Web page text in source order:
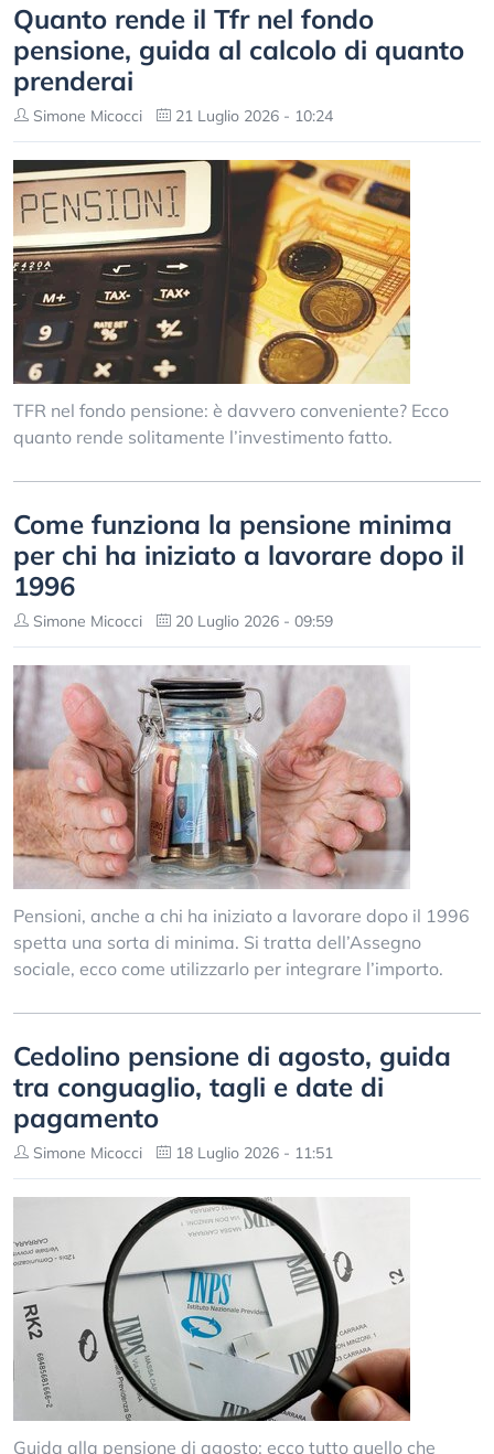
Quanto rende il Tfr nel fondo
pensione, guida al calcolo di quanto
prenderai
Simone Micocci 21 Luglio 2026 - 10:24
TFR nel fondo pensione: è davvero conveniente? Ecco
quanto rende solitamente l’investimento fatto.
Come funziona la pensione minima
per chi ha iniziato a lavorare dopo il
1996
Simone Micocci 20 Luglio 2026 - 09:59
Pensioni, anche a chi ha iniziato a lavorare dopo il 1996
spetta una sorta di minima. Si tratta dell’Assegno
sociale, ecco come utilizzarlo per integrare l’importo.
Cedolino pensione di agosto, guida
tra conguaglio, tagli e date di
pagamento
Simone Micocci 18 Luglio 2026 - 11:51
Guida alla pensione di agosto: ecco tutto quello che